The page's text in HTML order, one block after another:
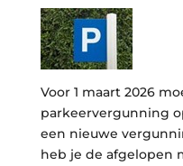
Voor 1 maart 2026
parkeervergunning
een nieuwe
heb je de afgelopen